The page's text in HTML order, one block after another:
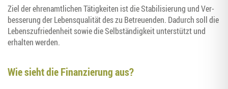
Ziel der ehren­amt­li­chen Tätig­kei­ten ist die Sta­bi­li­sie­rung und Ver­
bes­se­rung der Lebens­qua­li­tät des zu Betreu­en­den. Dadurch soll die
Lebens­zu­frie­den­heit sowie die Selb­stän­dig­keit unter­stützt und
erhal­ten werden.
Wie sieht die Finan­zie­rung aus?